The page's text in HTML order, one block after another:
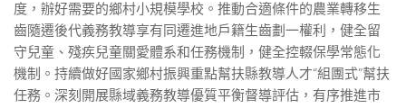
度，辦好需要的鄉村小規模學校。推動合適條件的農業轉移生
齒隨遷後代義務教導享有同遷進地戶籍生齒劃一權利，健全留
守兒童、殘疾兒童關愛體系和任務機制，健全控輟保學常態化
機制。持續做好國家鄉村振興重點幫扶縣教導人才“組團式”幫扶
任務。深刻開展縣域義務教導優質平衡督導評估，有序推進市